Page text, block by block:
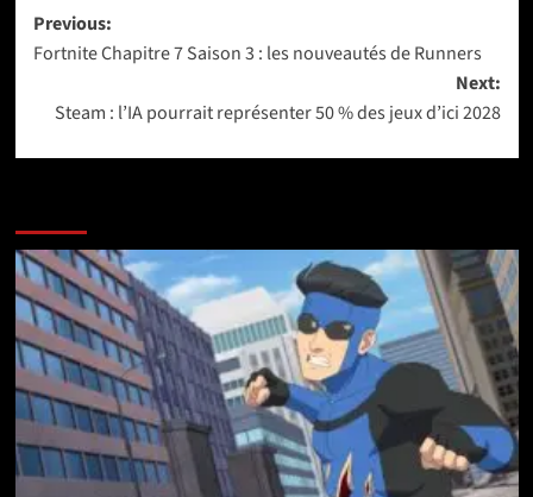
Post
navigation
Previous:
Fortnite Chapitre 7 Saison 3 : les nouveautés de Runners
Next:
Steam : l’IA pourrait représenter 50 % des jeux d’ici 2028